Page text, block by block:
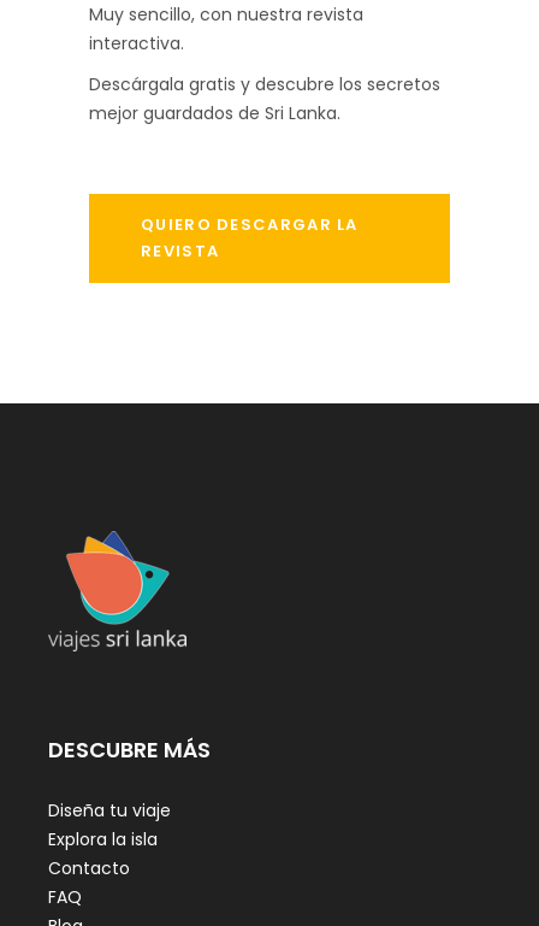
Muy sencillo, con nuestra revista
interactiva.
Descárgala gratis y descubre los secretos
mejor guardados de Sri Lanka.
QUIERO DESCARGAR LA
REVISTA
DESCUBRE MÁS
Diseña tu viaje
Explora la isla
Contacto
FAQ